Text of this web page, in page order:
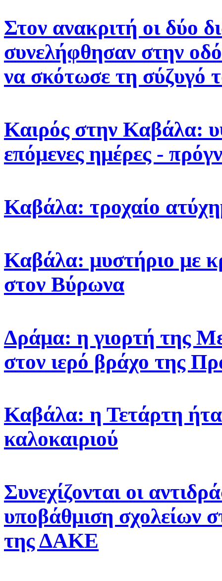
Στον ανακριτή οι δύο
συνελήφθησαν στην
να σκότωσε τη σύζυγό
Καιρός στην Καβάλα:
επόμενες ημέρες -
Καβάλα: τροχαίο
Καβάλα: μυστήριο με
στον Βύρωνα
Δράμα: η γιορτή της
στον ιερό βράχο της
Καβάλα: η Τετάρτη
καλοκαιριού
Συνεχίζονται οι
υποβάθμιση σχολείων
της ΔΑΚΕ